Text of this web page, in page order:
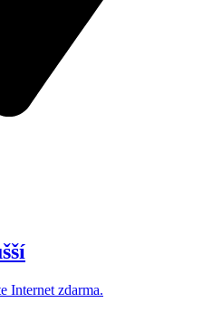
Internet zdarma.